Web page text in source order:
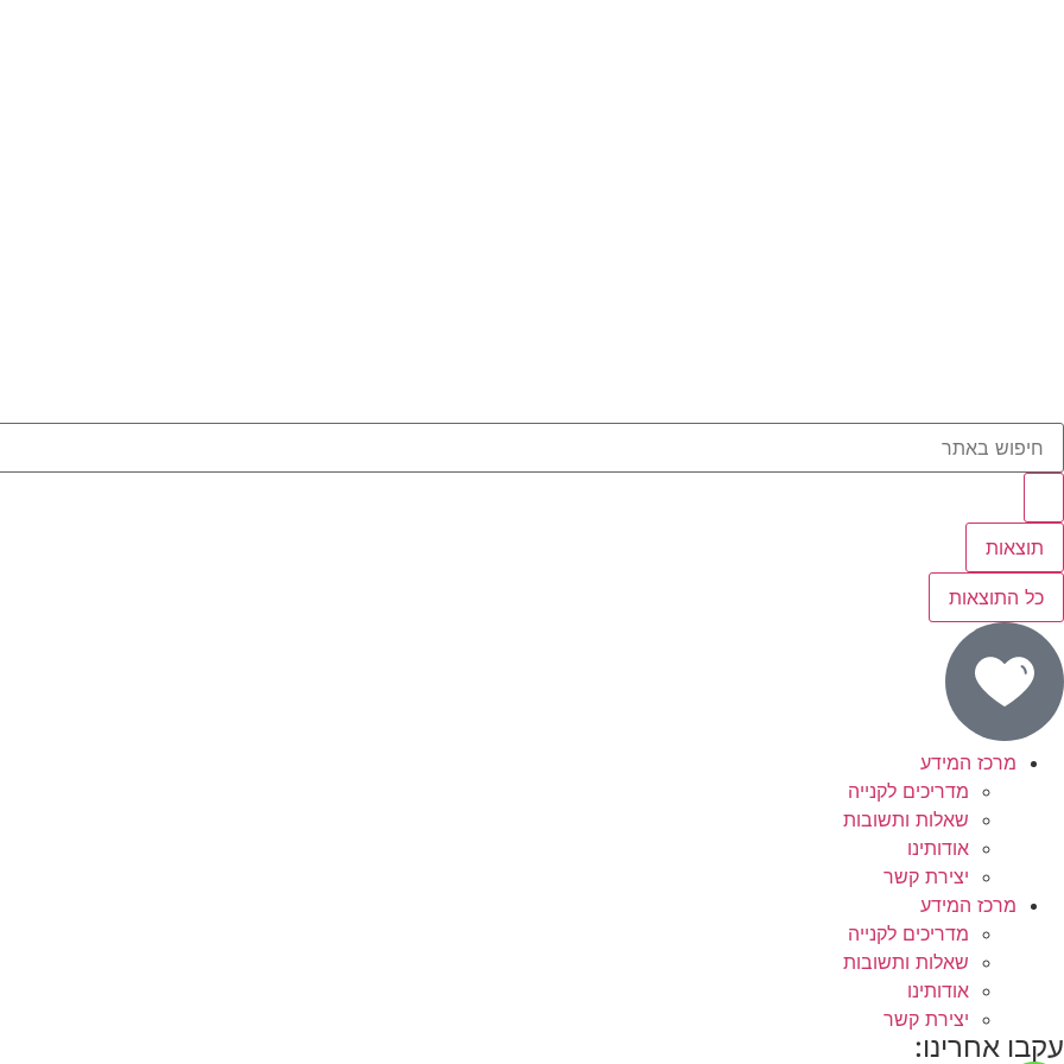
תוצאות
כל התוצאות
מרכז המידע
מדריכים לקנייה
שאלות ותשובות
אודותינו
יצירת קשר
מרכז המידע
מדריכים לקנייה
שאלות ותשובות
אודותינו
יצירת קשר
עקבו אחרינו: